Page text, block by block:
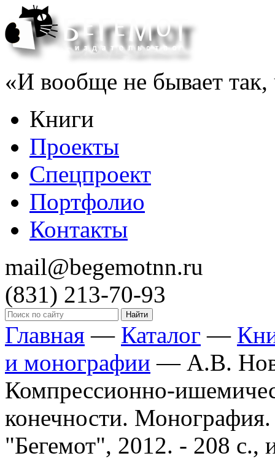
«И вообще не бывает
Книги
Проекты
Спецпроект
Портфолио
Контакты
mail@begemotnn.ru
(831) 213-70-93
Главная — Каталог —
и монографии — А.В.
Компрессионно-
конечности.
"Бегемот", 2012. - 208 с.,